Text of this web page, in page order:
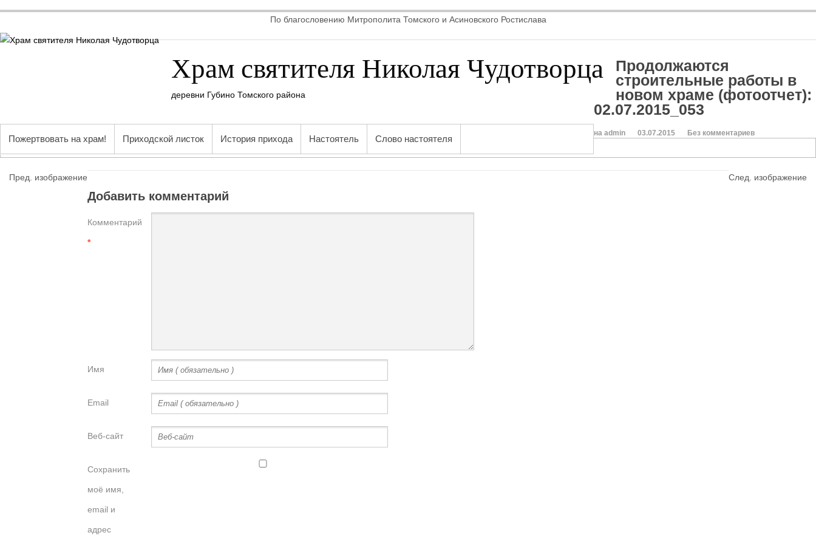
По благословению Митрополита Томского и Асиновского Ростислава
Храм святителя Николая Чудотворца
деревни Губино Томского района
Пожертвовать на храм! Приходской листок История прихода Настоятель Слово настоятеля
Продолжаются
строительные работы в
новом храме (фотоотчет):
02.07.2015_053
на admin 03.07.2015 Без комментариев
Пред. изображение След. изображение
Добавить комментарий
Комментарий
*
Имя
Email
Веб-сайт
Сохранить
моё имя,
email и
адрес